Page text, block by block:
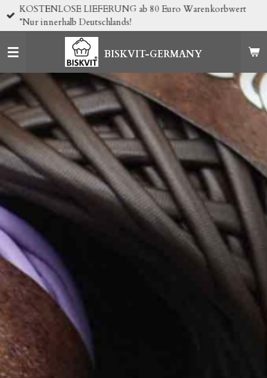
Zum
Hauptinhalt
BISKVIT-GERMANY
KOSTENLOSE LIEFERUNG ab 80 Euro Warenkorbwert
*Nur innerhalb Deutschlands!